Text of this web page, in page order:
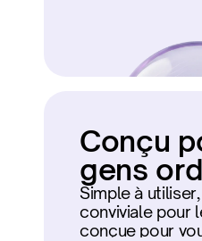
Conçu
gens
Simple à
conviviale pour
conçue pour